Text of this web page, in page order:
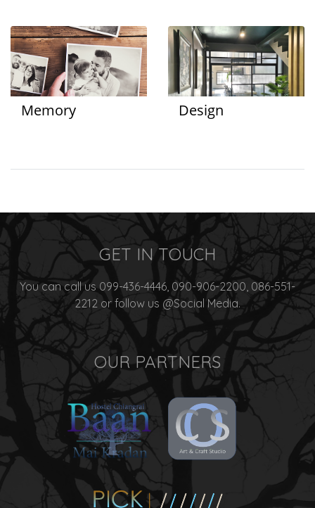
Memory Design
GET IN TOUCH
You can call us 099-436-4446, 090-906-2200, 086-551-
2212 or follow us @Social Media.
OUR PARTNERS